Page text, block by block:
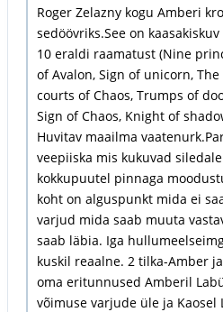
Roger Zelazny kogu Amberi
sedöövriks.See on
10 eraldi raamatust (Nine
of Avalon, Sign of unicorn,
courts of Chaos, Trumps of
Sign of Chaos, Knight of
Huvitav maailma
veepiiska mis kukuvad
kokkupuutel pinnaga
koht on alguspunkt mida ei
varjud mida saab muuta
saab läbia. Iga
kuskil reaalne. 2 tilka-Amber
oma eritunnused Amberil
võimuse varjude üle ja Kaosel